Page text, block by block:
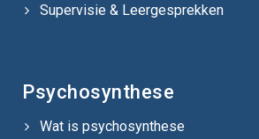
Supervisie & Leergesprekken
Psychosynthese
Wat is psychosynthese